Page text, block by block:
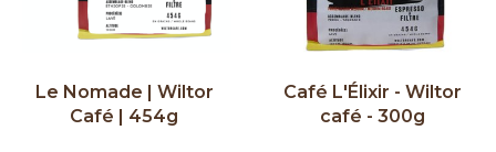
Le Nomade | Wiltor
Café | 454g
Café L'Élixir - Wiltor
café - 300g